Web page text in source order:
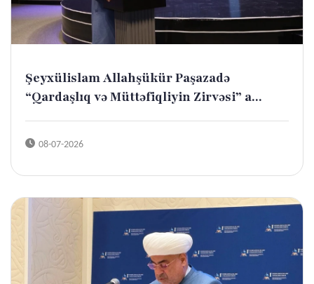
Şeyxülislam Allahşükür Paşazadə
“Qardaşlıq və Müttəfiqliyin Zirvəsi” a...
08-07-2026